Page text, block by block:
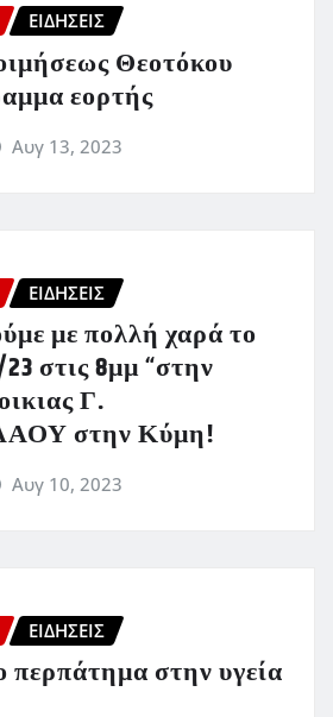
ΕΙΔΗΣΕΙΣ
Θεοτόκου
εορτής
Αυγ 13, 2023
ΕΙΔΗΣΕΙΣ
με πολλή χαρά το
στις 8μμ “στην
Γ.
στην Κύμη!
Αυγ 10, 2023
ΕΙΔΗΣΕΙΣ
περπάτημα στην υγεία